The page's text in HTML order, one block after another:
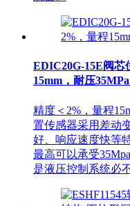
EDIC20G-15E阀芯
15mm，耐压35MPa
精度＜2%，量程
置传感器采用差动
好、响应速度快等
最高可以承受
是液压控制系统必